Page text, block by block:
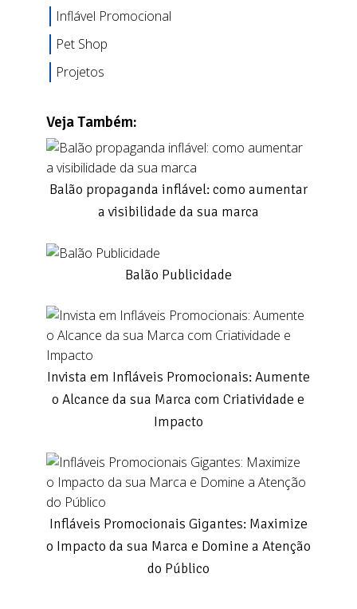
Inflável Promocional
Pet Shop
Projetos
Veja Também:
Balão propaganda inflável: como aumentar
a visibilidade da sua marca
Balão Publicidade
Invista em Infláveis Promocionais: Aumente
o Alcance da sua Marca com Criatividade e
Impacto
Infláveis Promocionais Gigantes: Maximize
o Impacto da sua Marca e Domine a Atenção
do Público